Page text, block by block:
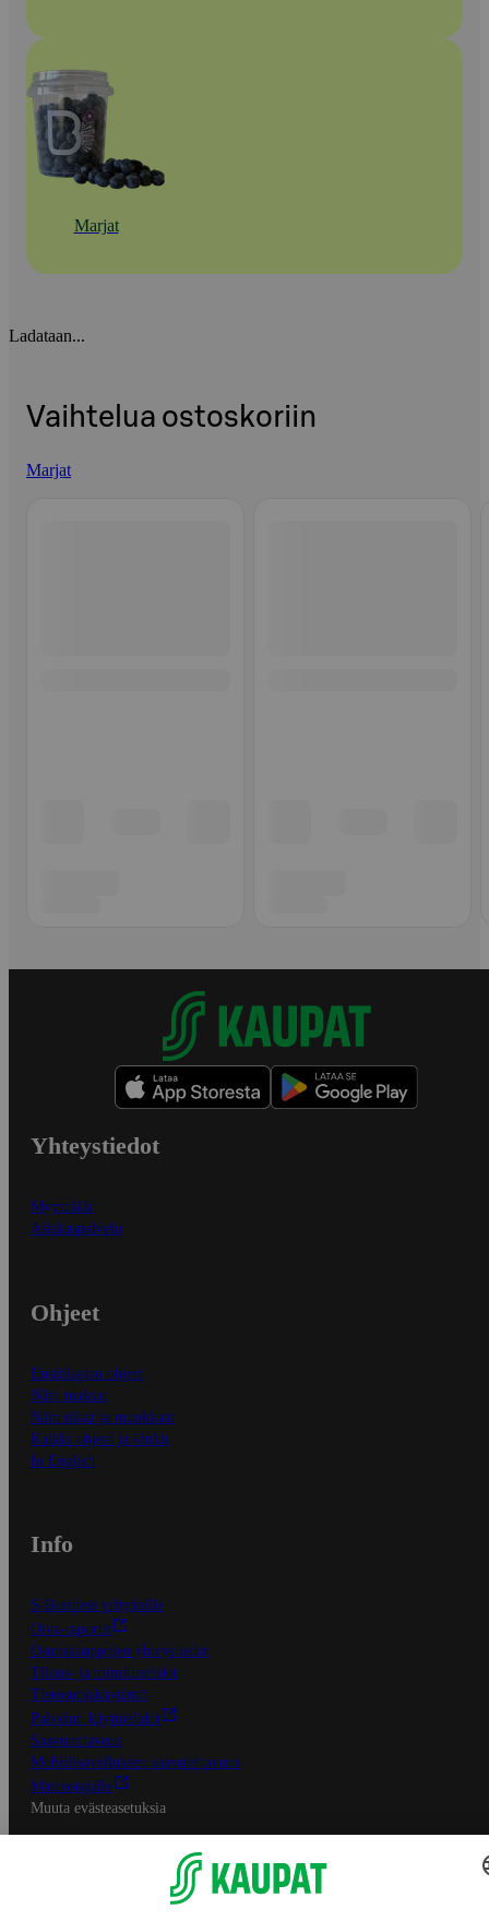
Marjat
Ladataan...
Vaihtelua ostoskoriin
Marjat
Yhteystiedot
Myymälät
Asiakaspalvelu
Ohjeet
Ensitilaajan ohjeet
Näin maksat
Näin tilaat ja muokkaat
Kaikki ohjeet ja vinkit
In English
Info
S-Business yrityksille
Oiva-raportit
Osuuskauppojen yhteystiedot
Tilaus- ja toimitusehdot
Tietosuojakäytäntö
Palvelun käyttöehdot
Saavutettavuus
Mobiilisovelluksen saavutettavuus
Mainostajalle
Muuta evästeasetuksia
S-ryhmän palvelut